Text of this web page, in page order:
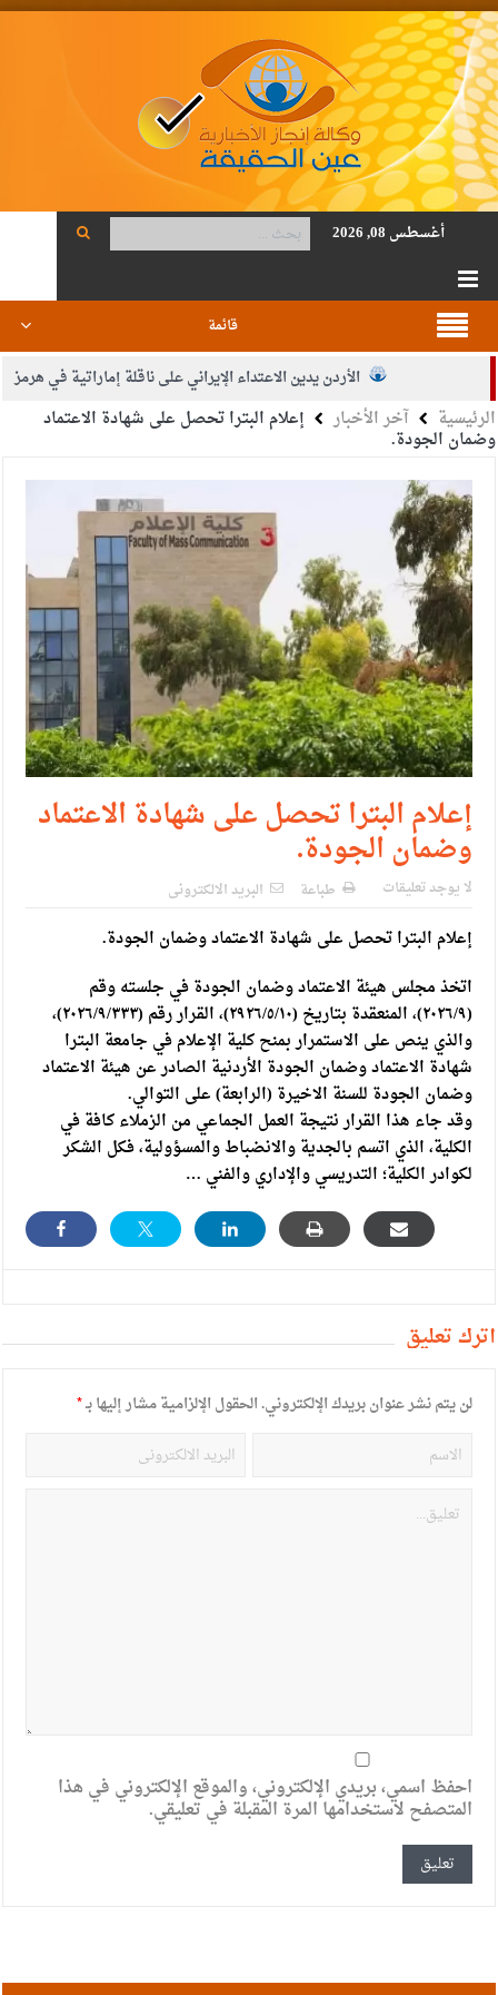
أغسطس 08, 2026
قائمة
الأردن يدين الاعتداء الإيراني على ناقلة إماراتية في هرمز
الصحة: 1257 شهيدا بغزة منذ وقف النار
حزب التغيير يطلق فعاليات اعمال المدرسة الحزبية..صور
مدير مهرجان جرش.. نهج ميداني يؤمن بلغة الحوار والشراكة
الرئيسية آخر الأخبار إعلام البترا تحصل على شهادة الاعتماد
وضمان الجودة.
إعلام البترا تحصل على شهادة الاعتماد
وضمان الجودة.
لا يوجد تعليقات طباعة البريد الالكترونى
إعلام البترا تحصل على شهادة الاعتماد وضمان الجودة.
اتخذ مجلس هيئة الاعتماد وضمان الجودة في جلسته وقم
(٢٠٢٦/٩)، المنعقدة بتاريخ (٢٩٢٦/٥/١٠)، القرار رقم (٢٠٢٦/٩/٣٣٣)،
والذي ينص على الاستمرار بمنح كلية الإعلام في جامعة البترا
شهادة الاعتماد وضمان الجودة الأردنية الصادر عن هيئة الاعتماد
وضمان الجودة للسنة الاخيرة (الرابعة) على التوالي.
وقد جاء هذا القرار نتيجة العمل الجماعي من الزملاء كافة في
الكلية، الذي اتسم بالجدية والانضباط والمسؤولية، فكل الشكر
لكوادر الكلية؛ التدريسي والإداري والفني …
أترك تعليق
لن يتم نشر عنوان بريدك الإلكتروني.الحقول الإلزامية مشار إليها بـ*
احفظ اسمي، بريدي الإلكتروني، والموقع الإلكتروني في هذا
المتصفح لاستخدامها المرة المقبلة في تعليقي.